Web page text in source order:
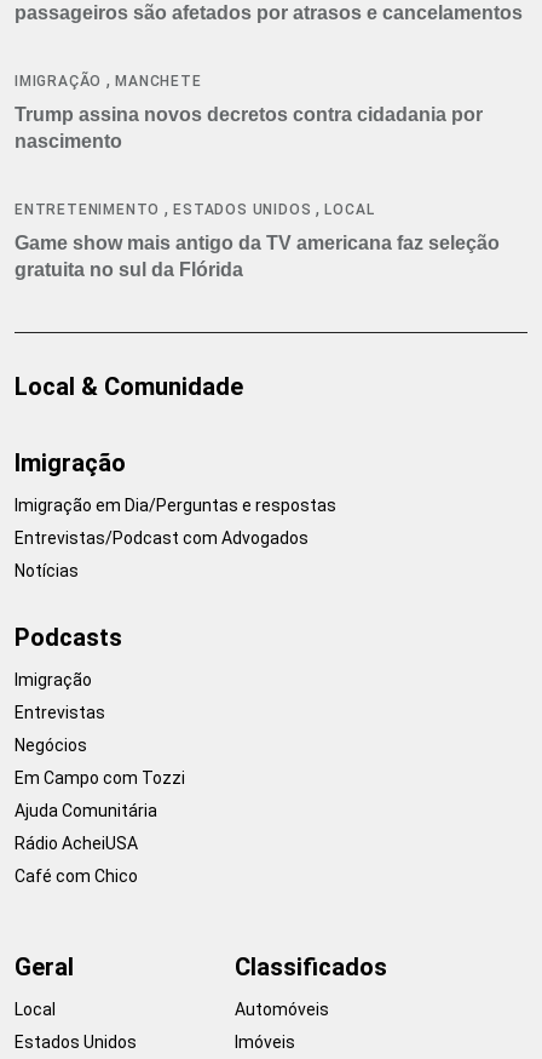
passageiros são afetados por atrasos e cancelamentos
IMIGRAÇÃO ,MANCHETE
Trump assina novos decretos contra cidadania por
nascimento
ENTRETENIMENTO ,ESTADOS UNIDOS ,LOCAL
Game show mais antigo da TV americana faz seleção
gratuita no sul da Flórida
Local & Comunidade
Imigração
Imigração em Dia/Perguntas e respostas
Entrevistas/Podcast com Advogados
Notícias
Podcasts
Imigração
Entrevistas
Negócios
Em Campo com Tozzi
Ajuda Comunitária
Rádio AcheiUSA
Café com Chico
Geral
Local
Estados Unidos
Classificados
Automóveis
Imóveis